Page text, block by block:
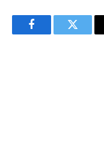
FacebookTwitter